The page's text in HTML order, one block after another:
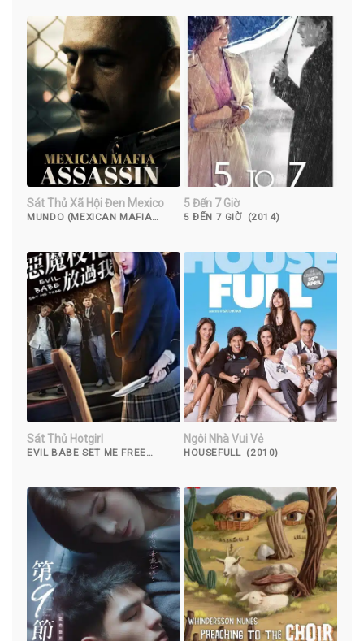
Sát Thủ Xã Hội Đen Mexico
MUNDO (MEXICAN MAFIA
5 Đến 7 Giờ
5 ĐẾN 7 GIỜ (2014)
Sát Thủ Hotgirl
EVIL BABE SET ME FREE
Ngôi Nhà Vui Vẻ
HOUSEFULL (2010)